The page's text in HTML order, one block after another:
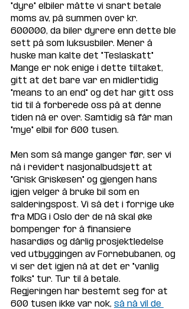
"dyre" elbiler måtte vi snart betale
moms av, på summen over kr.
600000, da biler dyrere enn dette ble
sett på som luksusbiler. Mener å
huske man kalte det "Teslaskatt"
Mange er nok enige i dette tiltaket,
gitt at det bare var en midlertidig
"means to an end" og det har gitt oss
tid til å forberede oss på at denne
tiden nå er over. Samtidig så får man
"mye" elbil for 600 tusen.
Men som så mange ganger før, ser vi
nå i revidert nasjonalbudsjett at
"Grisk Griskesen" og gjengen hans
igjen velger å bruke bil som en
salderingspost. Vi så det i forrige uke
fra MDG i Oslo der de nå skal øke
bompenger for å finansiere
hasardiøs og dårlig prosjektledelse
ved utbyggingen av Fornebubanen, og
vi ser det igjen nå at det er "vanlig
folks" tur. Tur til å betale.
Regjeringen har bestemt seg for at
600 tusen ikke var nok, så nå vil de